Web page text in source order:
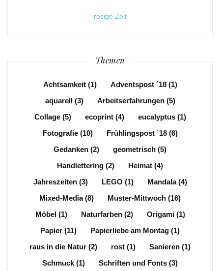
rosige Zeit
Themen
Achtsamkeit(1) Adventspost ´18(1)
aquarell(3) Arbeitserfahrungen(5)
Collage(5) ecoprint(4) eucalyptus(1)
Fotografie(10) Frühlingspost `18(6)
Gedanken (2) geometrisch (5)
Handlettering (2) Heimat (4)
Jahreszeiten(3) LEGO (1) Mandala(4)
Mixed-Media(8) Muster-Mittwoch (16)
Möbel(1) Naturfarben(2) Origami(1)
Papier (11) Papierliebe am Montag (1)
raus in die Natur (2) rost (1) Sanieren (1)
Schmuck (1) Schriften und Fonts (3)